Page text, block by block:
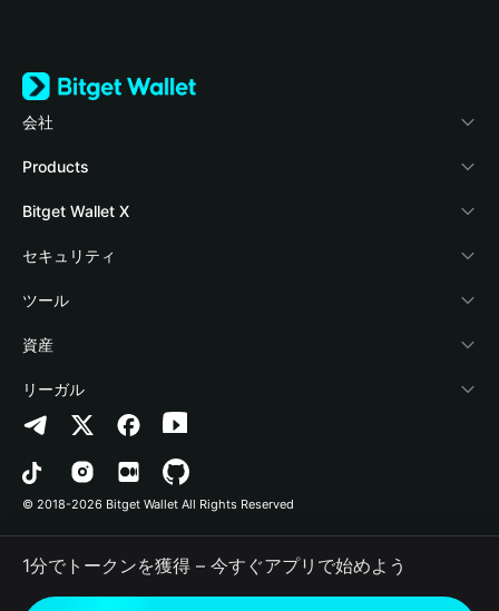
会社
Bitget Walletについて
ブログ
アカデミー
暗号資産ニュース
Help Center
お問い合わせ
ブランドリソース
キャリア
Products
Crypto Card
Stablecoin Earn
Payfi Crypto
Crypto Swap API
Altcoin Season Index
Prediction Markets
DApp
RWA
Bitget Wallet X
デベロッパー
ウォレットを接続
Bitget Wallet Pay
プロジェクトを掲載
セキュリティ
保護基金
セキュリティ技術
ツール
暗号資産を購入
認証検出
コントラクト検出
一括送金
資産
Arbitrum
Avalanche
Bitcoin
Polygon
リーガル
プライバシーポリシー
利用規約
© 2018-2026 Bitget Wallet All Rights Reserved
1分でトークンを獲得 – 今すぐアプリで始めよう